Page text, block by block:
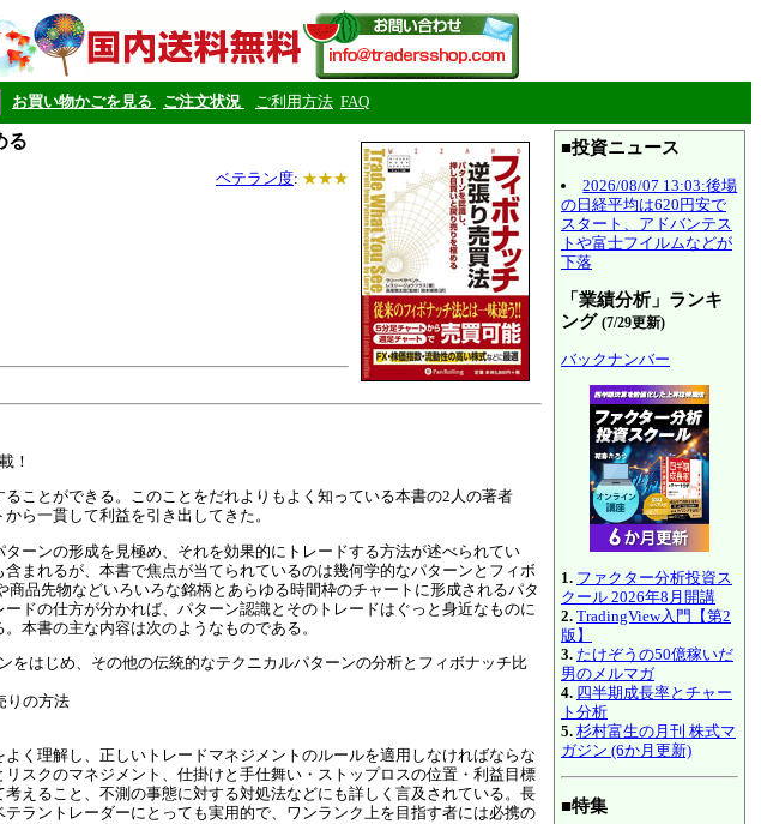
お買い物かごを見る ご注文状況 ご利用方法 FAQ
る
ベテラン度: ★★★
！
ことができる。このことをだれよりもよく知っている本書の2人の著者
ら一貫して利益を引き出してきた。
ーンの形成を見極め、それを効果的にトレードする方法が述べられてい
まれるが、本書で焦点が当てられているのは幾何学的なパターンとフィボ
品先物などいろいろな銘柄とあらゆる時間枠のチャートに形成されるパタ
ドの仕方が分かれば、パターン認識とそのトレードはぐっと身近なものに
本書の主な内容は次のようなものである。
はじめ、その他の伝統的なテクニカルパターンの分析とフィボナッチ比
りの方法
く理解し、正しいトレードマネジメントのルールを適用しなければならな
スクのマネジメント、仕掛けと手仕舞い・ストップロスの位置・利益目標
えること、不測の事態に対する対処法などにも詳しく言及されている。長
ラントレーダーにとっても実用的で、ワンランク上を目指す者には必携の
■投資ニュース
2026/08/07 13:03:後場
の日経平均は620円安で
スタート、アドバンテス
トや富士フイルムなどが
下落
「業績分析」ランキ
ング (7/29更新)
バックナンバー
1. ファクター分析投資ス
クール 2026年8月開講
2. TradingView入門【第2
版】
3. たけぞうの50億稼いだ
男のメルマガ
4. 四半期成長率とチャー
ト分析
5. 杉村富生の月刊 株式マ
ガジン (6か月更新)
■特集